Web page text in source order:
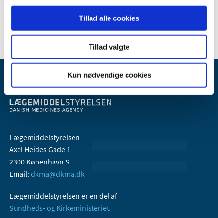
Tillad alle cookies
Tillad valgte
Kun nødvendige cookies
Lægemiddelstyrelsen
Axel Heides Gade 1
2300 København S
Email: dkma@dkma.dk
Lægemiddelstyrelsen er en del af
Sundheds- og Kirkeministeriet.